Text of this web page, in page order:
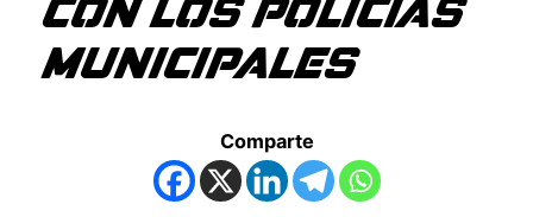
CON LOS POLICIAS
MUNICIPALES
Comparte